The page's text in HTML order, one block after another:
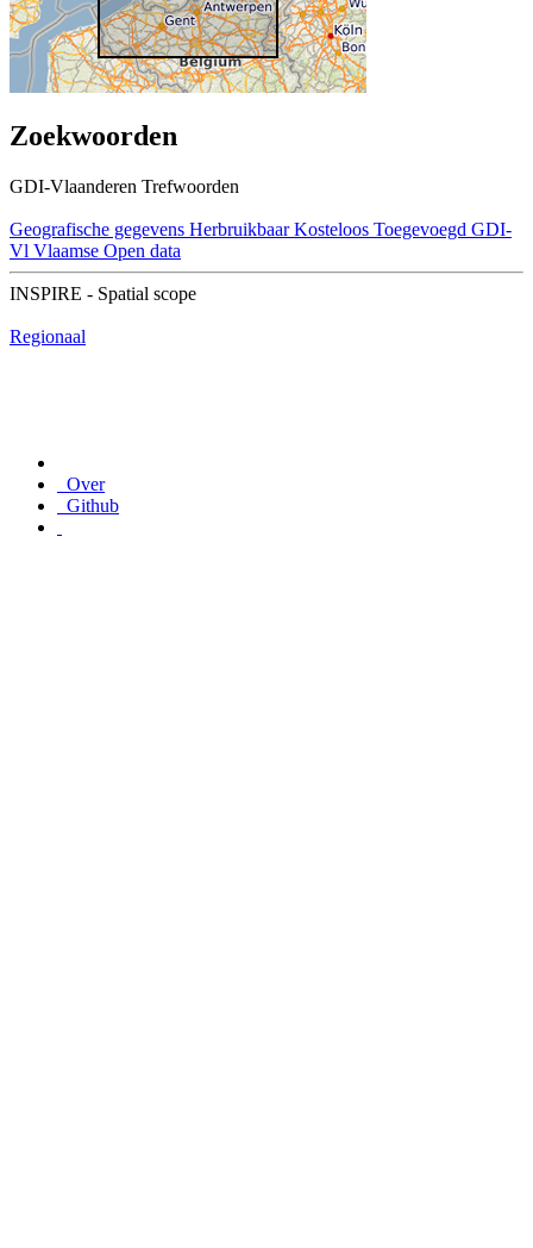
Zoekwoorden
GDI-Vlaanderen Trefwoorden
Geografische gegevens Herbruikbaar Kosteloos Toegevoegd GDI-
Vl Vlaamse Open data
INSPIRE - Spatial scope
Regionaal
Over
Github